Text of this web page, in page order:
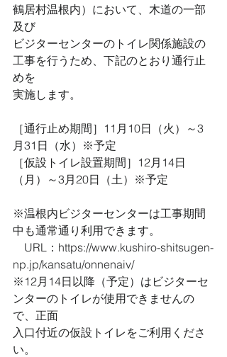
鶴居村温根内）において、木道の一部
及び
ビジターセンターのトイレ関係施設の
工事を行うため、下記のとおり通行止
めを
実施します。
［通行止め期間］11月10日（火）～3
月31日（水）※予定
［仮設トイレ設置期間］12月14日
（月）～3月20日（土）※予定
※温根内ビジターセンターは工事期間
中も通常通り利用できます。
URL：https://www.kushiro-shitsugen-
np.jp/kansatu/onnenaiv/
※12月14日以降（予定）はビジターセ
ンターのトイレが使用できませんの
で、正面
入口付近の仮設トイレをご利用くださ
い。